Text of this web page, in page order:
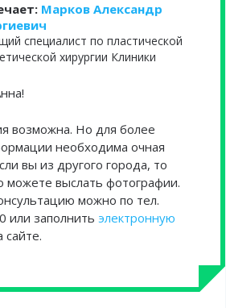
Марков Александр
специалист по пластической
хирургии Клиники
возможна. Но для более
необходима очная
вы из другого города, то
можете выслать фотографии.
можно по тел.
или заполнить электронную
сайте.